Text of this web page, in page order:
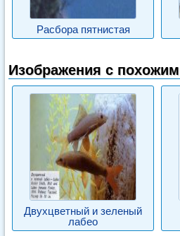
Расбора пятнистая
Изображения с
Двухцветный и зеленый
лабео